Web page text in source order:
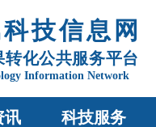
技信息网
化公共服务平台
Information Network
讯 科技服务